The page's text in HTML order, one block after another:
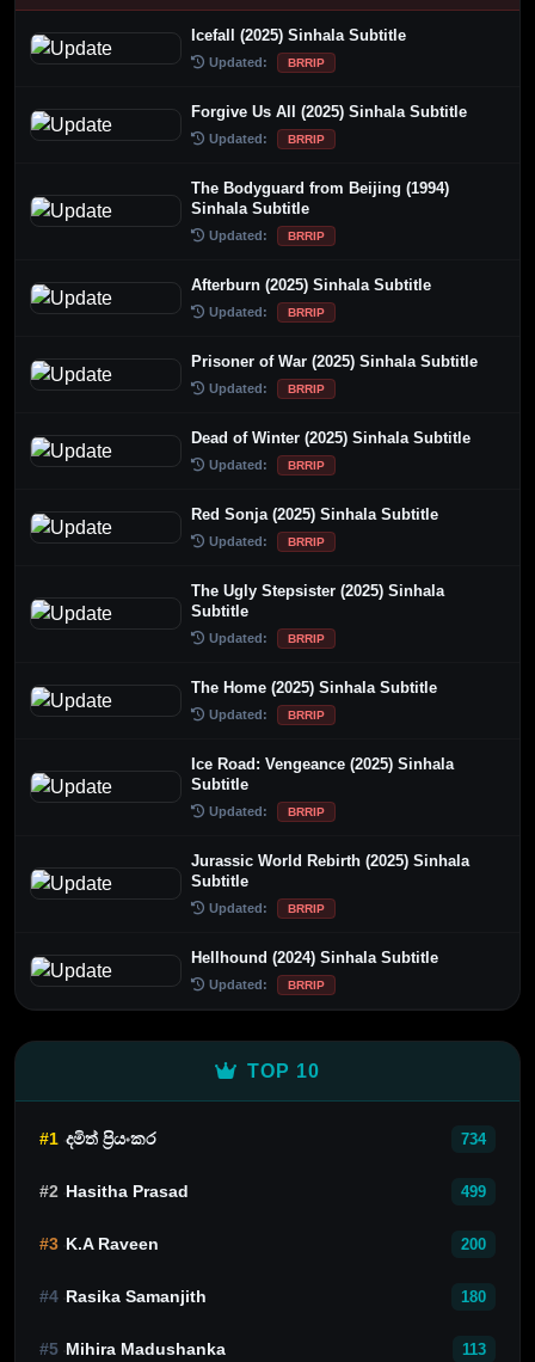
Icefall (2025) Sinhala Subtitle
Updated: BRRIP
Forgive Us All (2025) Sinhala Subtitle
Updated: BRRIP
The Bodyguard from Beijing (1994)
Sinhala Subtitle
Updated: BRRIP
Afterburn (2025) Sinhala Subtitle
Updated: BRRIP
Prisoner of War (2025) Sinhala Subtitle
Updated: BRRIP
Dead of Winter (2025) Sinhala Subtitle
Updated: BRRIP
Red Sonja (2025) Sinhala Subtitle
Updated: BRRIP
The Ugly Stepsister (2025) Sinhala
Subtitle
Updated: BRRIP
The Home (2025) Sinhala Subtitle
Updated: BRRIP
Ice Road: Vengeance (2025) Sinhala
Subtitle
Updated: BRRIP
Jurassic World Rebirth (2025) Sinhala
Subtitle
Updated: BRRIP
Hellhound (2024) Sinhala Subtitle
Updated: BRRIP
TOP 10
#1 දමිත් ප්‍රියංකර 734
#2 Hasitha Prasad 499
#3 K.A Raveen 200
#4 Rasika Samanjith 180
#5 Mihira Madushanka 113